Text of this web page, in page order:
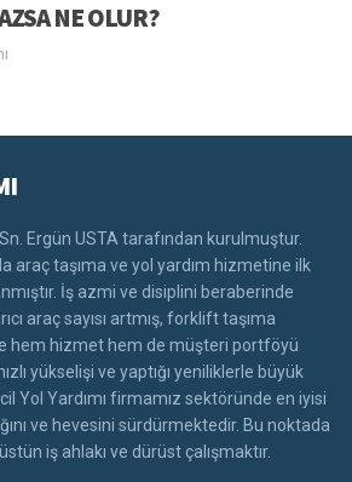
NE OLUR?
Sn. Ergün USTA tarafından kurulmuştur.
araç taşıma ve yol yardım hizmetine ilk
İş azmi ve disiplini beraberinde
araç sayısı artmış, forklift taşıma
hem hizmet hem de müşteri portföyü
yükselişi ve yaptığı yeniliklerle büyük
Yol Yardımı firmamız sektöründe en iyisi
ve hevesini sürdürmektedir. Bu noktada
iş ahlakı ve dürüst çalışmaktır.